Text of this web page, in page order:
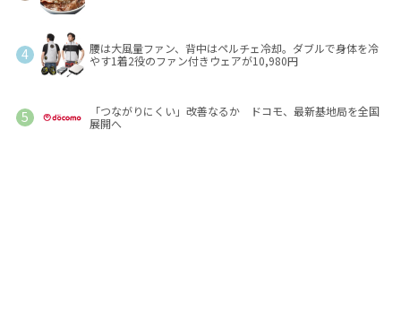
腰は大風量ファン、背中はペルチェ冷却。ダブルで身体を冷
やす1着2役のファン付きウェアが10,980円
「つながりにくい」改善なるか ドコモ、最新基地局を全国
展開へ